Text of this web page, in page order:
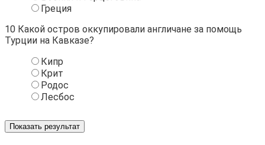
Греция
10 Какой остров оккупировали англичане за помощь
Турции на Кавказе?
Кипр
Крит
Родос
Лесбос
Показать результат